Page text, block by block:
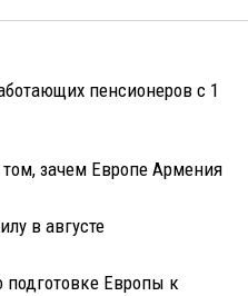
пенсионеров с 1
зачем Европе Армения
в августе
Европы к